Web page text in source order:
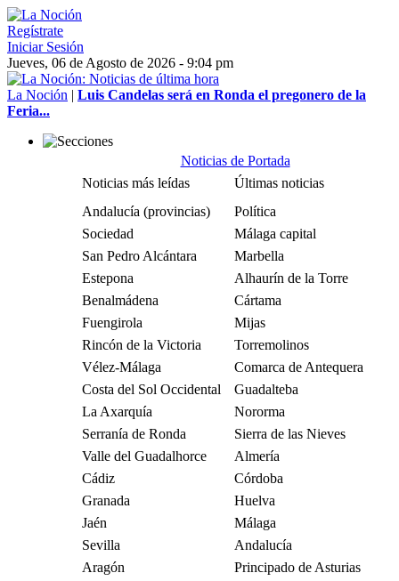
Regístrate
Iniciar Sesión
Jueves, 06 de Agosto de 2026 - 9:04 pm
La Noción | Luis Candelas será en Ronda el pregonero de la
Feria...
Noticias de Portada
Noticias más leídas
Últimas noticias
Andalucía (provincias)
Política
Sociedad
Málaga capital
San Pedro Alcántara
Marbella
Estepona
Alhaurín de la Torre
Benalmádena
Cártama
Fuengirola
Mijas
Rincón de la Victoria
Torremolinos
Vélez-Málaga
Comarca de Antequera
Costa del Sol Occidental
Guadalteba
La Axarquía
Nororma
Serranía de Ronda
Sierra de las Nieves
Valle del Guadalhorce
Almería
Cádiz
Córdoba
Granada
Huelva
Jaén
Málaga
Sevilla
Andalucía
Aragón
Principado de Asturias